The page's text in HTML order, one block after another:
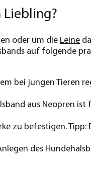
oder um die Leine
auf folgende
bei jungen Tieren
aus Neopren
zu befestigen.
des